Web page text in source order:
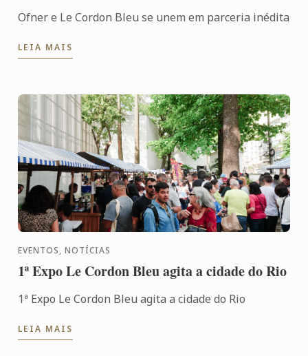
Ofner e Le Cordon Bleu se unem em parceria inédita
LEIA MAIS
EVENTOS, NOTÍCIAS
1ª Expo Le Cordon Bleu agita a cidade do Rio
1ª Expo Le Cordon Bleu agita a cidade do Rio
LEIA MAIS